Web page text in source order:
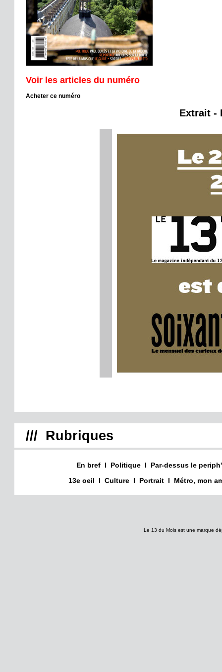
Voir les articles du numéro
Acheter ce numéro
Extrait -
/// Rubriques
En bref I Politique I
Par-dessus le periph'
13e oeil
I Culture I Portrait I Métro, mon
Le 13 du Mois est une marque